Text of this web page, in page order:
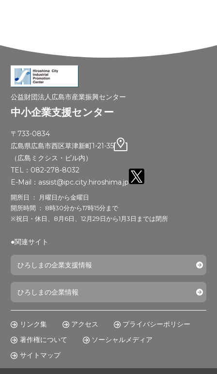
公益財団法人広島市産業振興センター
中小企業支援センター
〒733-0834
広島県広島市西区草津新町1-21-35
（広島ミクシス・ビル内）
TEL：082-278-8032
E-Mail：assist@ipc.city.hiroshima.jp
開所日 ： 月曜日から金曜日
開所時間 ： 8時30分から17時15分まで
※祝日・休日、8月6日、12月29日から1月3日までは閉所
●関連サイト
ひろしまの企業支援情報
ひろしまの企業情報
リンク集 アクセス
プライバシーポリシー
著作権について
ソーシャルメディア
サイトマップ